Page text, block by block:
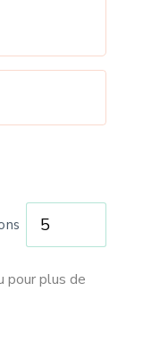
pour plus de